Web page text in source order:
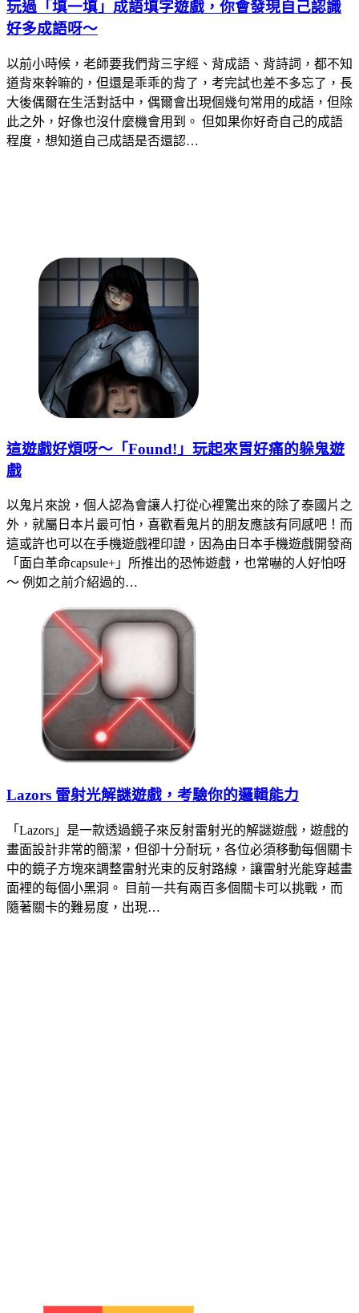
玩過「填一填」成語填字遊戲，你會發現自己認識
好多成語呀～
以前小時候，老師要我們背三字經、背成語、背詩詞，都不知
道背來幹嘛的，但還是乖乖的背了，考完試也差不多忘了，長
大後偶爾在生活對話中，偶爾會出現個幾句常用的成語，但除
此之外，好像也沒什麼機會用到。 但如果你好奇自己的成語
程度，想知道自己成語是否還認…
這遊戲好煩呀～「Found!」玩起來胃好痛的躲鬼遊
戲
以鬼片來說，個人認為會讓人打從心裡驚出來的除了泰國片之
外，就屬日本片最可怕，喜歡看鬼片的朋友應該有同感吧！而
這或許也可以在手機遊戲裡印證，因為由日本手機遊戲開發商
「面白革命capsule+」所推出的恐怖遊戲，也常嚇的人好怕呀
～ 例如之前介紹過的…
Lazors 雷射光解謎遊戲，考驗你的邏輯能力
「Lazors」是一款透過鏡子來反射雷射光的解謎遊戲，遊戲的
畫面設計非常的簡潔，但卻十分耐玩，各位必須移動每個關卡
中的鏡子方塊來調整雷射光束的反射路線，讓雷射光能穿越畫
面裡的每個小黑洞。 目前一共有兩百多個關卡可以挑戰，而
隨著關卡的難易度，出現…